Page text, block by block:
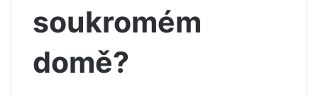
soukromém
domě?